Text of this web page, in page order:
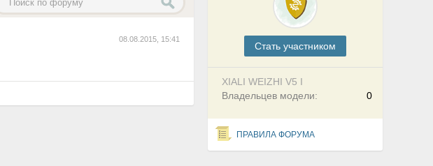
Cтать участником
XIALI WEIZHI V5 I
0
Владельцев модели:
ПРАВИЛА ФОРУМА
08.08.2015, 15:41